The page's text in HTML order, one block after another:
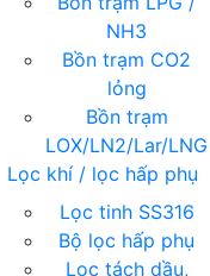
NH3
Bồn trạm CO2
lỏng
Bồn trạm
LOX/LN2/Lar/LNG
Lọc khí / lọc hấp phụ
Lọc tinh SS316
Bộ lọc hấp phụ
Lọc tách dầu,